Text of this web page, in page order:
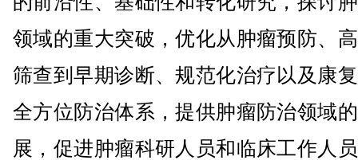
领域的重大突破，优化从肿瘤预防、
筛查到早期诊断、规范化治疗以及康
全方位防治体系，提供肿瘤防治领域
展，促进肿瘤科研人员和临床工作人